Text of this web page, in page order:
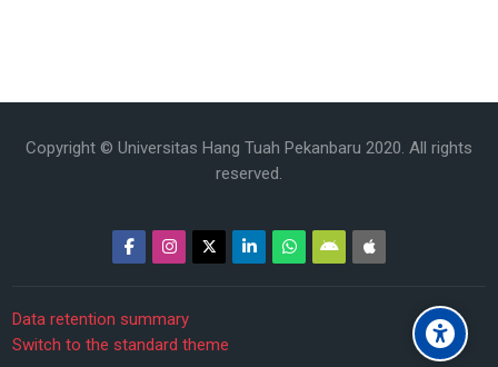
Copyright © Universitas Hang Tuah Pekanbaru 2020. All rights
reserved.
Data retention summary
Switch to the standard theme